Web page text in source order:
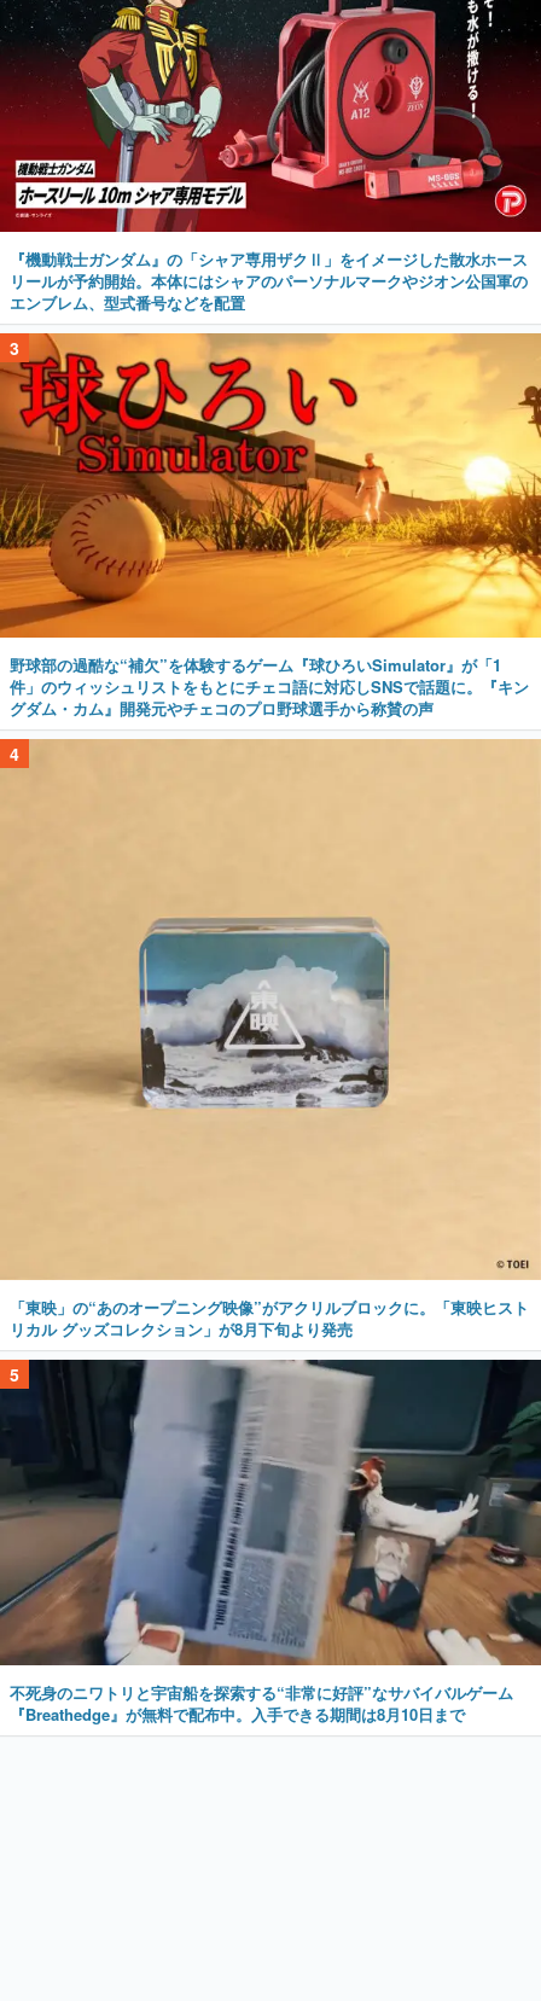
『機動戦士ガンダム』の「シャア専用ザクⅡ」をイメージした散水ホース
リールが予約開始。本体にはシャアのパーソナルマークやジオン公国軍の
エンブレム、型式番号などを配置
野球部の過酷な“補欠”を体験するゲーム『球ひろいSimulator』が「1
件」のウィッシュリストをもとにチェコ語に対応しSNSで話題に。『キン
グダム・カム』開発元やチェコのプロ野球選手から称賛の声
4
5
不死身のニワトリと宇宙船を探索する“非常に好評”なサバイバルゲーム
『Breathedge』が無料で配布中。入手できる期間は8月10日まで